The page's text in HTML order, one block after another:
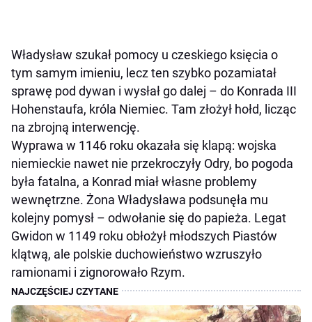
Władysław szukał pomocy u czeskiego księcia o
tym samym imieniu, lecz ten szybko pozamiatał
sprawę pod dywan i wysłał go dalej – do Konrada III
Hohenstaufa, króla Niemiec. Tam złożył hołd, licząc
na zbrojną interwencję.
Wyprawa w 1146 roku okazała się klapą: wojska
niemieckie nawet nie przekroczyły Odry, bo pogoda
była fatalna, a Konrad miał własne problemy
wewnętrzne. Żona Władysława podsunęła mu
kolejny pomysł – odwołanie się do papieża. Legat
Gwidon w 1149 roku obłożył młodszych Piastów
klątwą, ale polskie duchowieństwo wzruszyło
ramionami i zignorowało Rzym.